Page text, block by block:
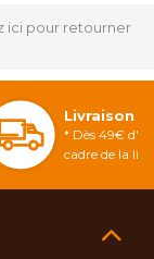
ici pour retourner
Livraison
* Dès 49€
cadre de la